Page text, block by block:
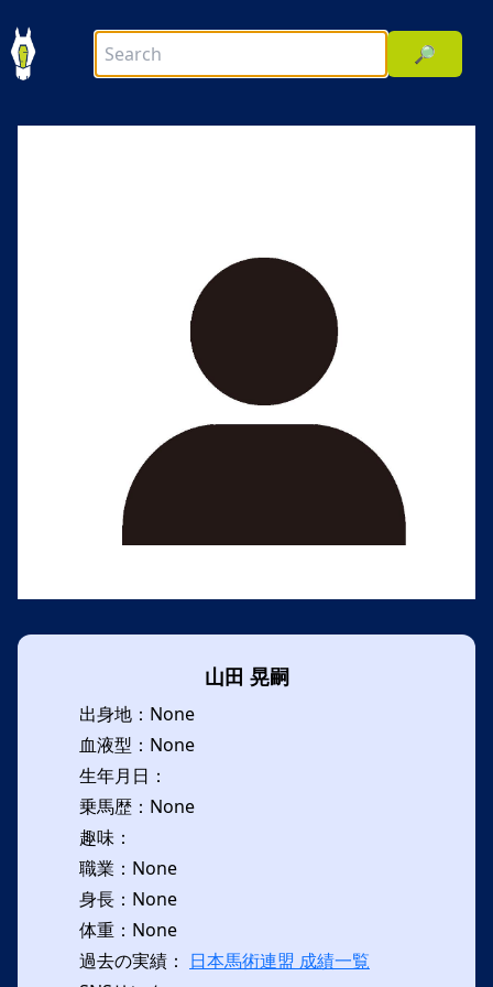
🔎
山田 晃嗣
出身地：None
血液型：None
生年月日：
乗馬歴：None
趣味：
職業：None
身長：None
体重：None
過去の実績： 日本馬術連盟 成績一覧